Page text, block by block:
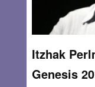
Itzhak
Genesis